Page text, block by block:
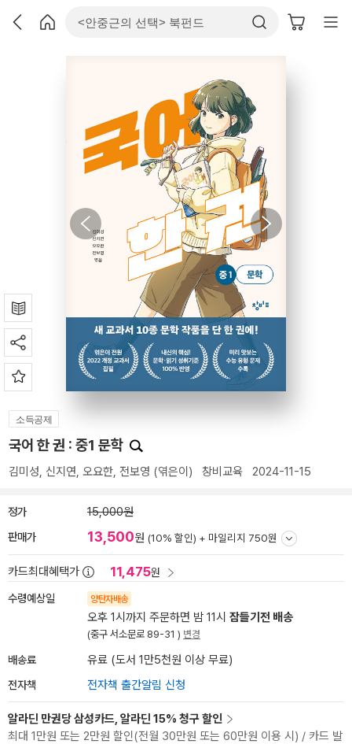
소득공제
국어 한 권 : 중1 문학
김미성, 신지연, 오요한, 전보영 (엮은이) 창비교육 2024-11-15
정가 15,000원
판매가 13,500원 (10% 할인) + 마일리지 750원
카드최대혜택가 11,475원
수령예상일 양탄자배송
오후 1시까지 주문하면 밤 11시 잠들기전 배송
(중구 서소문로 89-31 ) 변경
배송료 유료 (도서 1만5천원 이상 무료)
전자책 전자책 출간알림 신청
알라딘 만권당 삼성카드, 알라딘 15% 청구 할인
최대 1만원 또는 2만원 할인(전월 30만원 또는 60만원 이용 시) / 카드 발